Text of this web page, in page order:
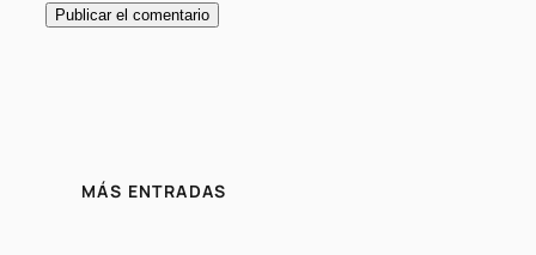
MÁS ENTRADAS